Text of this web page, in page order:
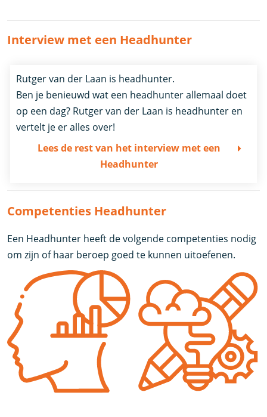
Interview met een Headhunter
Rutger van der Laan is headhunter.
Ben je benieuwd wat een headhunter allemaal doet
op een dag? Rutger van der Laan is headhunter en
vertelt je er alles over!
Lees de rest van het interview met een
Headhunter
Competenties Headhunter
Een Headhunter heeft de volgende competenties nodig
om zijn of haar beroep goed te kunnen uitoefenen.